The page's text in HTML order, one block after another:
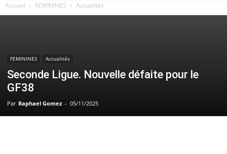
Accueil FEMININES Actualités
FEMININES Actualités
Seconde Ligue. Nouvelle défaite pour le
GF38
Par Raphael Gomez - 05/11/2025